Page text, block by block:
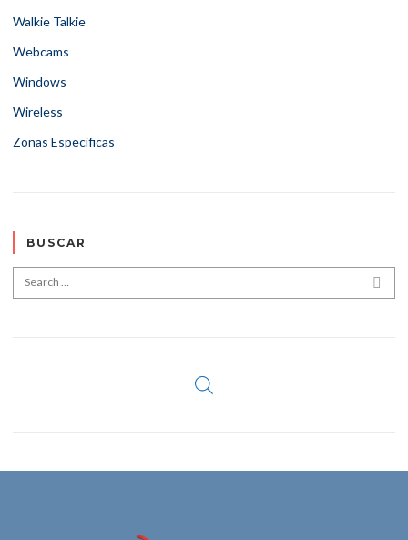
Walkie Talkie
Webcams
Windows
Wireless
Zonas Específicas
BUSCAR
Search for: